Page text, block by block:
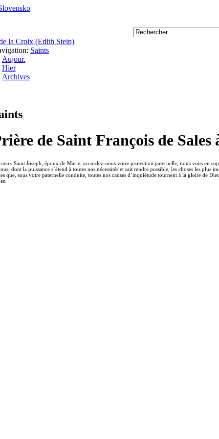
la Croix (Edith Stein)
Saints
Aujour.
Hier
Archives
de Saint François de Sales
Saint Joseph, époux de Marie, accordez-nous votre protection paternelle, nous vous en
dont la puissance s’étend à toutes nos nécessités et sait rendre possible, les choses les
que, sous votre paternelle conduite, toutes nos causes d’inquiétude tournent à la gloire de